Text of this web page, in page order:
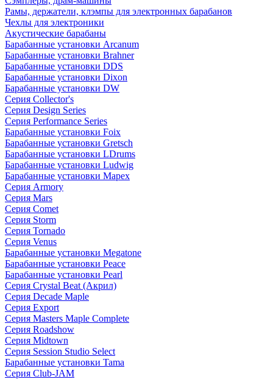
Рамы, держатели, клэмпы для электронных барабанов
Чехлы для электроники
Акустические барабаны
Барабанные установки Arcanum
Барабанные установки Brahner
Барабанные установки DDS
Барабанные установки Dixon
Барабанные установки DW
Серия Collector's
Серия Design Series
Серия Performance Series
Барабанные установки Foix
Барабанные установки Gretsch
Барабанные установки LDrums
Барабанные установки Ludwig
Барабанные установки Mapex
Серия Armory
Серия Mars
Серия Comet
Серия Storm
Серия Tornado
Серия Venus
Барабанные установки Megatone
Барабанные установки Peace
Барабанные установки Pearl
Серия Crystal Beat (Акрил)
Серия Decade Maple
Серия Export
Серия Masters Maple Complete
Серия Roadshow
Серия Midtown
Серия Session Studio Select
Барабанные установки Tama
Серия Club-JAM